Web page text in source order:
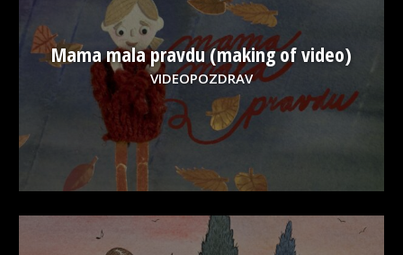
Mama mala pravdu (making of video)
VIDEOPOZDRAV